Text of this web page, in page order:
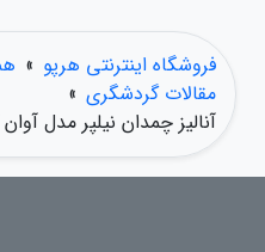
فروشگاه اینترنتی هرپو »
مقالات گردشگری »
آنالیز چمدان نیلپر مدل آوان کد 700680؛ امن و